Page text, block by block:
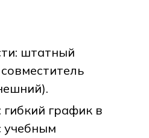
штатный
график в
учебным